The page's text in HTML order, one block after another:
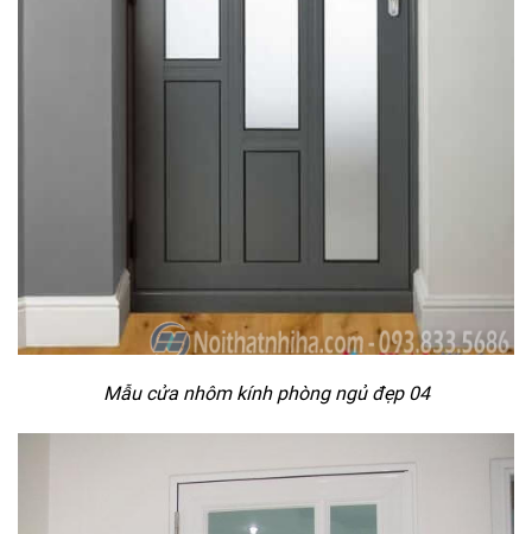
Mẫu cửa nhôm kính phòng ngủ đẹp 04